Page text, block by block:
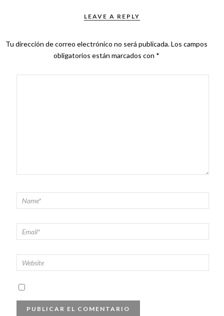
LEAVE A REPLY
Tu dirección de correo electrónico no será publicada.Los campos
obligatorios están marcados con *